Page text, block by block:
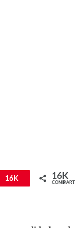
Pin16K 16K
COMPARTIR